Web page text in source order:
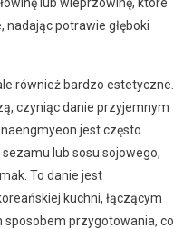
potrawie głęboki
również bardzo estetyczne.
czyniąc danie przyjemnym
jest często
lub sosu sojowego,
To danie jest
kuchni, łączącym
sposobem przygotowania, co